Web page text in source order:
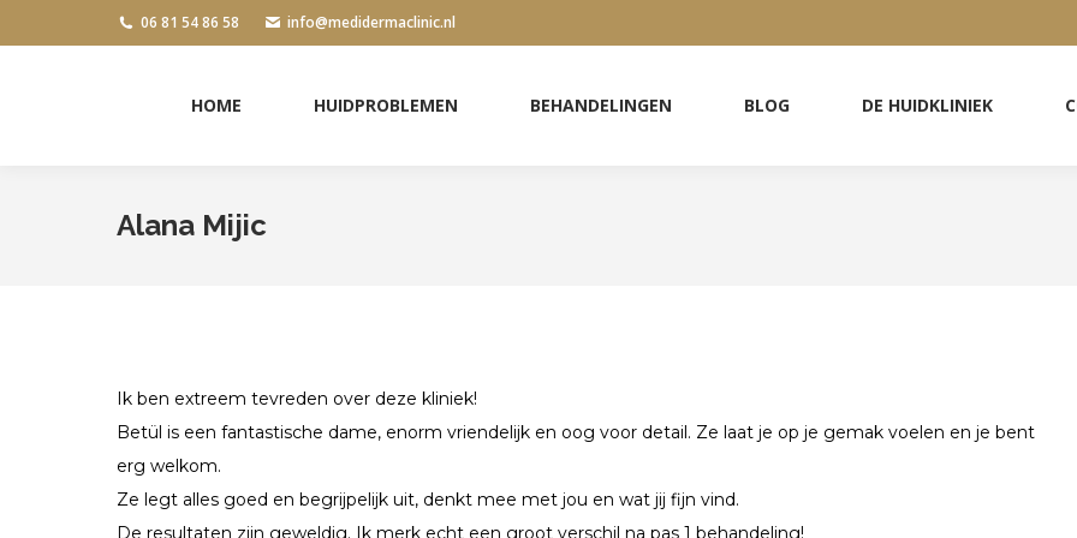
06 81 54 86 58 info@medidermaclinic.nl
HOME HUIDPROBLEMEN BEHANDELINGEN BLOG DE HUIDKLINIEK
Alana Mijic
Ik ben extreem tevreden over deze kliniek!
Betül is een fantastische dame, enorm vriendelijk en oog voor detail. Ze laat je op je gemak voelen en je bent
erg welkom.
Ze legt alles goed en begrijpelijk uit, denkt mee met jou en wat jij fijn vind.
De resultaten zijn geweldig. Ik merk echt een groot verschil na pas 1 behandeling!
HOME HUIDPROBLEMEN BEHANDELINGEN BLOG DE HUIDKLINIEK